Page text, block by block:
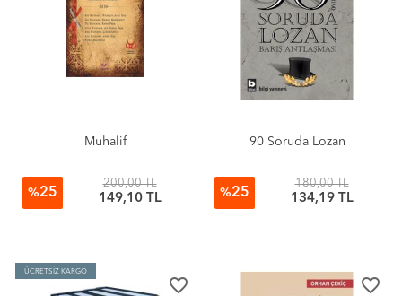
Muhalif
%25
200,00 TL
149,10 TL
90 Soruda Lozan
%25
180,00 TL
134,19 TL
ÜCRETSİZ KARGO
favorite_border favorite_border